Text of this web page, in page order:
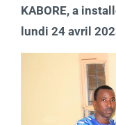
KABORE, a
lundi 24 avril